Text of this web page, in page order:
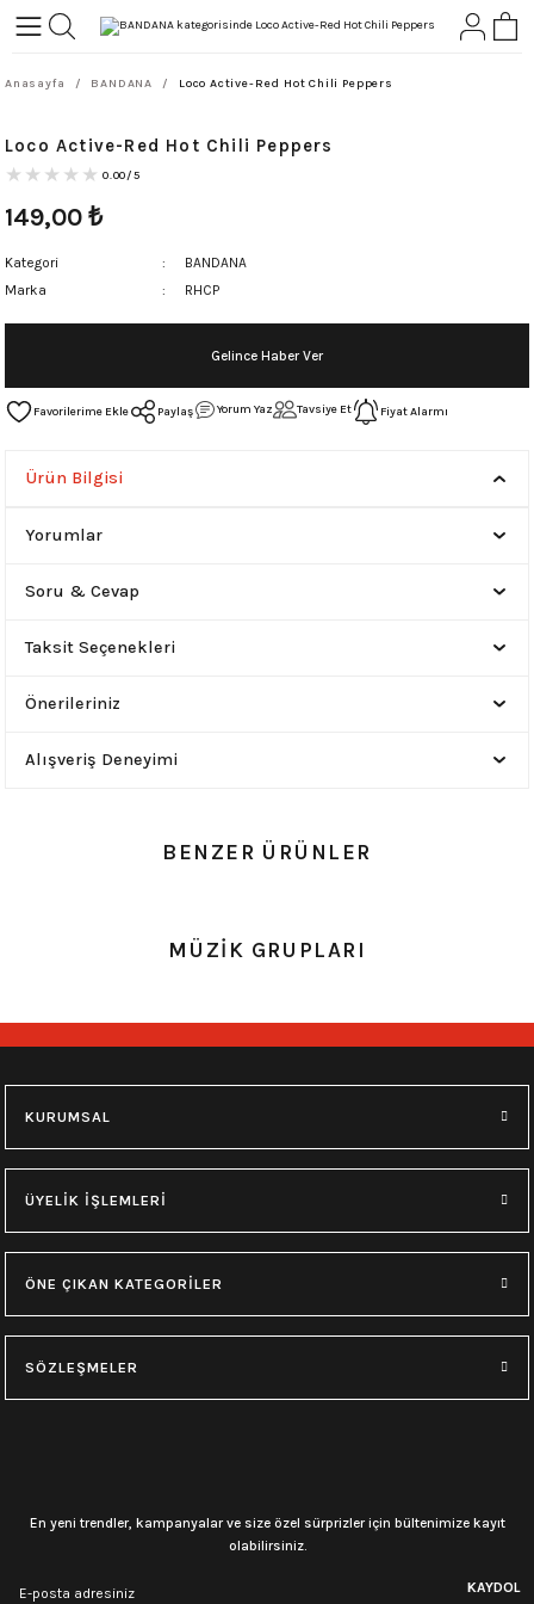
Geri Dön
ROCK
Geri Dön
Anasayfa BANDANA Loco Active-Red Hot Chili Peppers
Loco Active-Red Hot Chili Peppers
0.00/5
149,00 ₺
Kategori
BANDANA
Marka
RHCP
Gelince Haber Ver
Paylaş Yorum Yaz Tavsiye Et Fiyat Alarmı
Ürün Bilgisi
Yorumlar
Soru & Cevap
Taksit Seçenekleri
Önerileriniz
Alışveriş Deneyimi
BENZER ÜRÜNLER
149,00₺ 149,00₺
0.0 Puan - 0 Yorum
149,00₺ 149,00₺ 149,00₺
0.0 Puan - 0 Yorum
0.0 Puan - 0 Yorum
Çok Amaçlı Bandana-Kurukafa(2)
MÜZİK GRUPLARI
KURUMSAL
ÜYELİK İŞLEMLERİ
ÖNE ÇIKAN KATEGORİLER
SÖZLEŞMELER
En yeni trendler, kampanyalar ve size özel sürprizler için bültenimize kayıt
olabilirsiniz.
KAYDOL